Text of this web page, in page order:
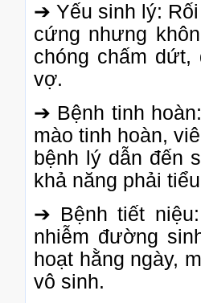
➔ Yếu sinh lý:
cứng nhưng
chóng chấm
vợ.
➔ Bệnh tinh
mào tinh hoàn,
bệnh lý dẫn đến
khả năng phải
➔ Bệnh tiết
nhiễm đường
hoạt hằng ngày,
vô sinh.